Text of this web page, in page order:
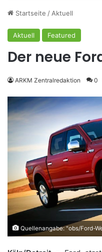
Startseite / Aktuell
Aktuell Featured
Der neue
ARKM Zentralredaktion 0
Quellenangabe: "obs/Ford-